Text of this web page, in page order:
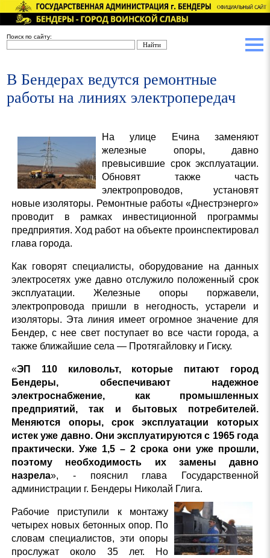
Поиск по сайту:
В Бендерах ведутся ремонтные
работы на линиях электропередач
На улице Ечина заменяют
железные опоры, давно
превысившие срок эксплуатации.
Обновят также часть
электропроводов, установят
новые изоляторы. Ремонтные работы «Днестрэнерго»
проводит в рамках инвестиционной программы
предприятия. Ход работ на объекте проинспектировал
глава города.
Как говорят специалисты, оборудование на данных
электросетях уже давно отслужило положенный срок
эксплуатации. Железные опоры поржавели,
электропровода пришли в негодность, устарели и
изоляторы. Эта линия имеет огромное значение для
Бендер, с нее свет поступает во все части города, а
также ближайшие села — Протягайловку и Гиску.
«ЭП 110 киловольт, которые питают город
Бендеры, обеспечивают надежное
электроснабжение, как промышленных
предприятий, так и бытовых потребителей.
Меняются опоры, срок эксплуатации которых
истек уже давно. Они эксплуатируются с 1965 года
практически. Уже 1,5 – 2 срока они уже прошли,
поэтому необходимость их замены давно
назрела», - пояснил глава Государственной
администрации г. Бендеры Николай Глига.
Рабочие приступили к монтажу
четырех новых бетонных опор. По
словам специалистов, эти опоры
прослужат около 35 лет. Но